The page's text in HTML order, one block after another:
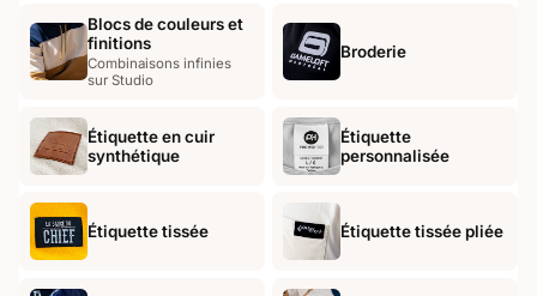
Blocs de couleurs et
finitions
Combinaisons infinies
sur Studio
Broderie
Étiquette en cuir
synthétique
Étiquette
personnalisée
Étiquette tissée Étiquette tissée pliée